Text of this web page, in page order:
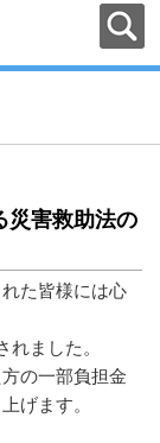
災害救助法の
た皆様には心
ました。
の一部負担金
げます。